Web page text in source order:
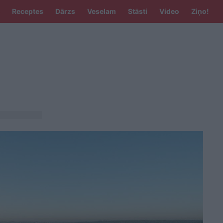
Receptes Dārzs Veselam Stāsti Video Ziņo!